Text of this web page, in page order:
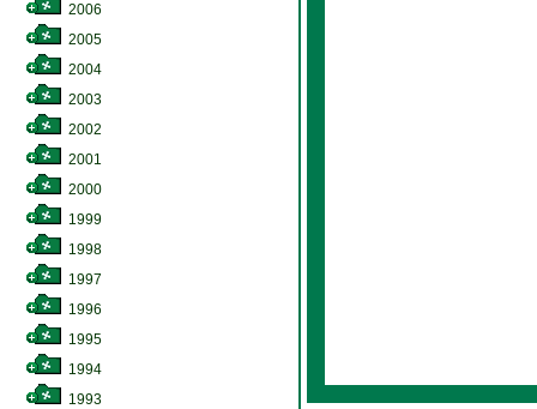
2006
2005
2004
2003
2002
2001
2000
1999
1998
1997
1996
1995
1994
1993